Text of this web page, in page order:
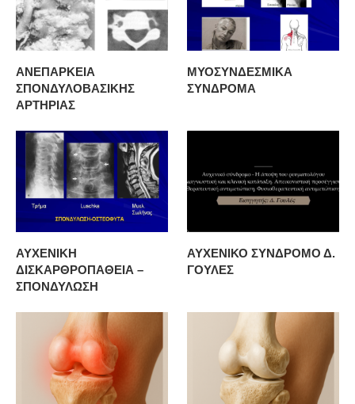
ΑΝΕΠΑΡΚΕΙΑ
ΣΠΟΝΔΥΛΟΒΑΣΙΚΗΣ
ΑΡΤΗΡΙΑΣ
ΜΥΟΣΥΝΔΕΣΜΙΚΑ
ΣΥΝΔΡΟΜΑ
ΑΥΧΕΝΙΚΗ
ΔΙΣΚΑΡΘΡΟΠΑΘΕΙΑ –
ΣΠΟΝΔΥΛΩΣΗ
ΑΥΧΕΝΙΚΟ ΣΥΝΔΡΟΜΟ Δ.
ΓΟΥΛΕΣ